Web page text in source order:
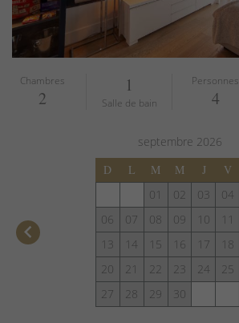
Chambres
2
1
Salle de bain
Personnes
4
keyboard_arrow_left
septembre 2026
D
L M M J V
01
02 03 04
06
07 08 09 10 11
13
14 15 16 17 18
20
21 22 23 24 25
27
28 29 30